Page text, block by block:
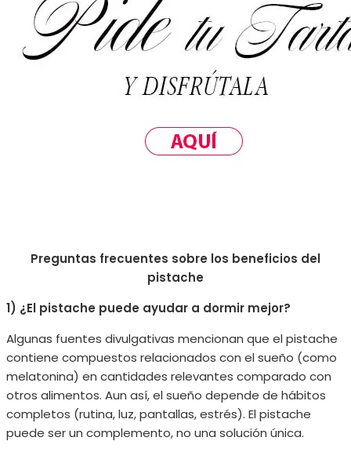
Preguntas frecuentes sobre los beneficios del
pistache
1) ¿El pistache puede ayudar a dormir mejor?
Algunas fuentes divulgativas mencionan que el pistache
contiene compuestos relacionados con el sueño (como
melatonina) en cantidades relevantes comparado con
otros alimentos. Aun así, el sueño depende de hábitos
completos (rutina, luz, pantallas, estrés). El pistache
puede ser un complemento, no una solución única.